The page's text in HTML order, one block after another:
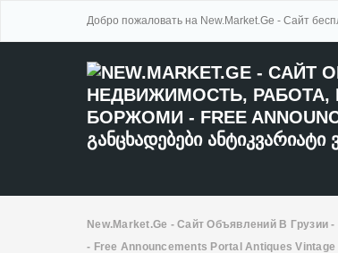
Добро пожаловать на New.Market.Ge - Сайт
New.Market.Ge - Сайт Объявлений В Грузии
- Free Announcements Portal Antiques